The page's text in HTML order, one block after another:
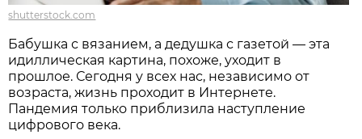
shutterstock.com
Бабушка с вязанием, а дедушка с газетой — эта
идиллическая картина, похоже, уходит в
прошлое. Сегодня у всех нас, независимо от
возраста, жизнь проходит в Интернете.
Пандемия только приблизила наступление
цифрового века.